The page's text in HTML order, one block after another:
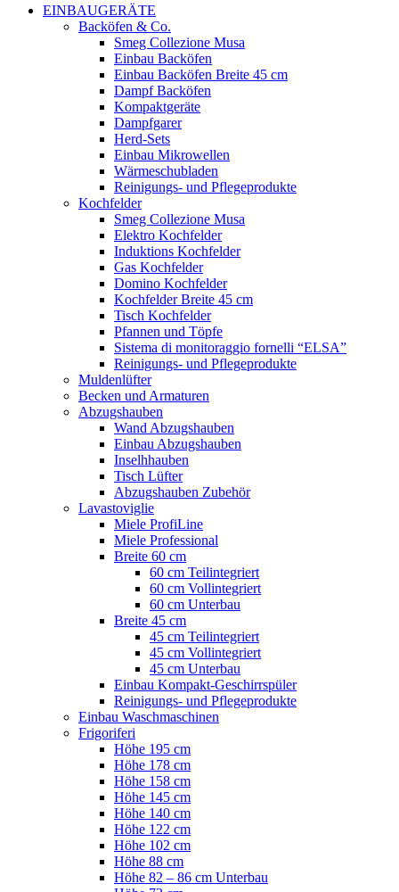
Close
EINBAUGERÄTE
Backöfen & Co.
Smeg Collezione Musa
Einbau Backöfen
Einbau Backöfen Breite 45 cm
Dampf Backöfen
Kompaktgeräte
Dampfgarer
Herd-Sets
Einbau Mikrowellen
Wärmeschubladen
Reinigungs- und Pflegeprodukte
Kochfelder
Smeg Collezione Musa
Elektro Kochfelder
Induktions Kochfelder
Gas Kochfelder
Domino Kochfelder
Kochfelder Breite 45 cm
Tisch Kochfelder
Pfannen und Töpfe
Sistema di monitoraggio fornelli “ELSA”
Reinigungs- und Pflegeprodukte
Muldenlüfter
Becken und Armaturen
Abzugshauben
Wand Abzugshauben
Einbau Abzugshauben
Inselhhauben
Tisch Lüfter
Abzugshauben Zubehör
Lavastoviglie
Miele ProfiLine
Miele Professional
Breite 60 cm
60 cm Teilintegriert
60 cm Vollintegriert
60 cm Unterbau
Breite 45 cm
45 cm Teilintegriert
45 cm Vollintegriert
45 cm Unterbau
Einbau Kompakt-Geschirrspüler
Reinigungs- und Pflegeprodukte
Einbau Waschmaschinen
Frigoriferi
Höhe 195 cm
Höhe 178 cm
Höhe 158 cm
Höhe 145 cm
Höhe 140 cm
Höhe 122 cm
Höhe 102 cm
Höhe 88 cm
Höhe 82 – 86 cm Unterbau